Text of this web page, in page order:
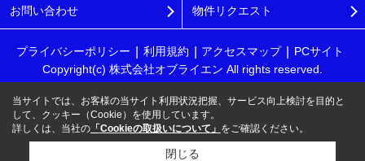
お問い合わせ 物件リクエスト
プライバシーポリシー 利用規約 アクセスマップ
PCサイト
Copyright(c) 株式会社オブライエン All rights reserved.
当サイトでは、お客様の当サイト利用状況把握、サービス向上検討を目的と
して、クッキー（Cookie）を使用しています。
詳しくは、当社の 「Cookieの取扱いについて」 をご確認ください。
閉じる